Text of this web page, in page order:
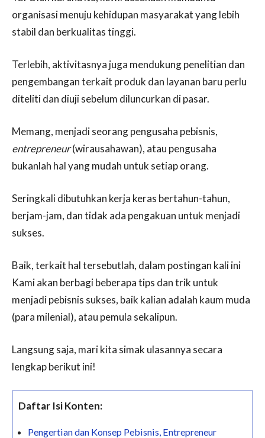
organisasi menuju kehidupan masyarakat yang lebih
stabil dan berkualitas tinggi.
Terlebih, aktivitasnya juga mendukung penelitian dan
pengembangan terkait produk dan layanan baru perlu
diteliti dan diuji sebelum diluncurkan di pasar.
Memang, menjadi seorang pengusaha pebisnis,
entrepreneur(wirausahawan), atau pengusaha
bukanlah hal yang mudah untuk setiap orang.
Seringkali dibutuhkan kerja keras bertahun-tahun,
berjam-jam, dan tidak ada pengakuan untuk menjadi
sukses.
Baik, terkait hal tersebutlah, dalam postingan kali ini
Kami akan berbagi beberapa tips dan trik untuk
menjadi pebisnis sukses, baik kalian adalah kaum muda
(para milenial), atau pemula sekalipun.
Langsung saja, mari kita simak ulasannya secara
lengkap berikut ini!
Daftar Isi Konten:
Pengertian dan Konsep Pebisnis, Entrepreneur